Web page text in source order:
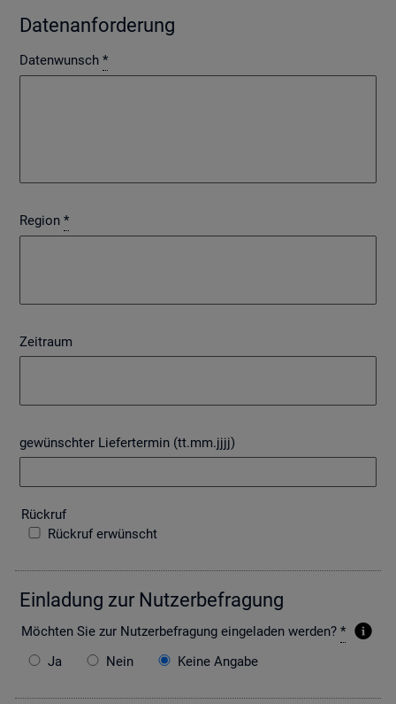
Da­ten­an­for­de­rung
Datenwunsch *
Region *
Zeitraum
gewünschter Liefertermin (tt.mm.jjjj)
Rück­ruf
Rückruf erwünscht
Ein­la­dung zur Nut­zer­be­fra­gung
Möch­ten Sie zur Nut­zer­be­fra­gung ein­ge­la­den wer­den? *
Ja
Nein Keine Angabe